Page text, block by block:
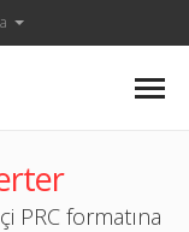
PRC formatına